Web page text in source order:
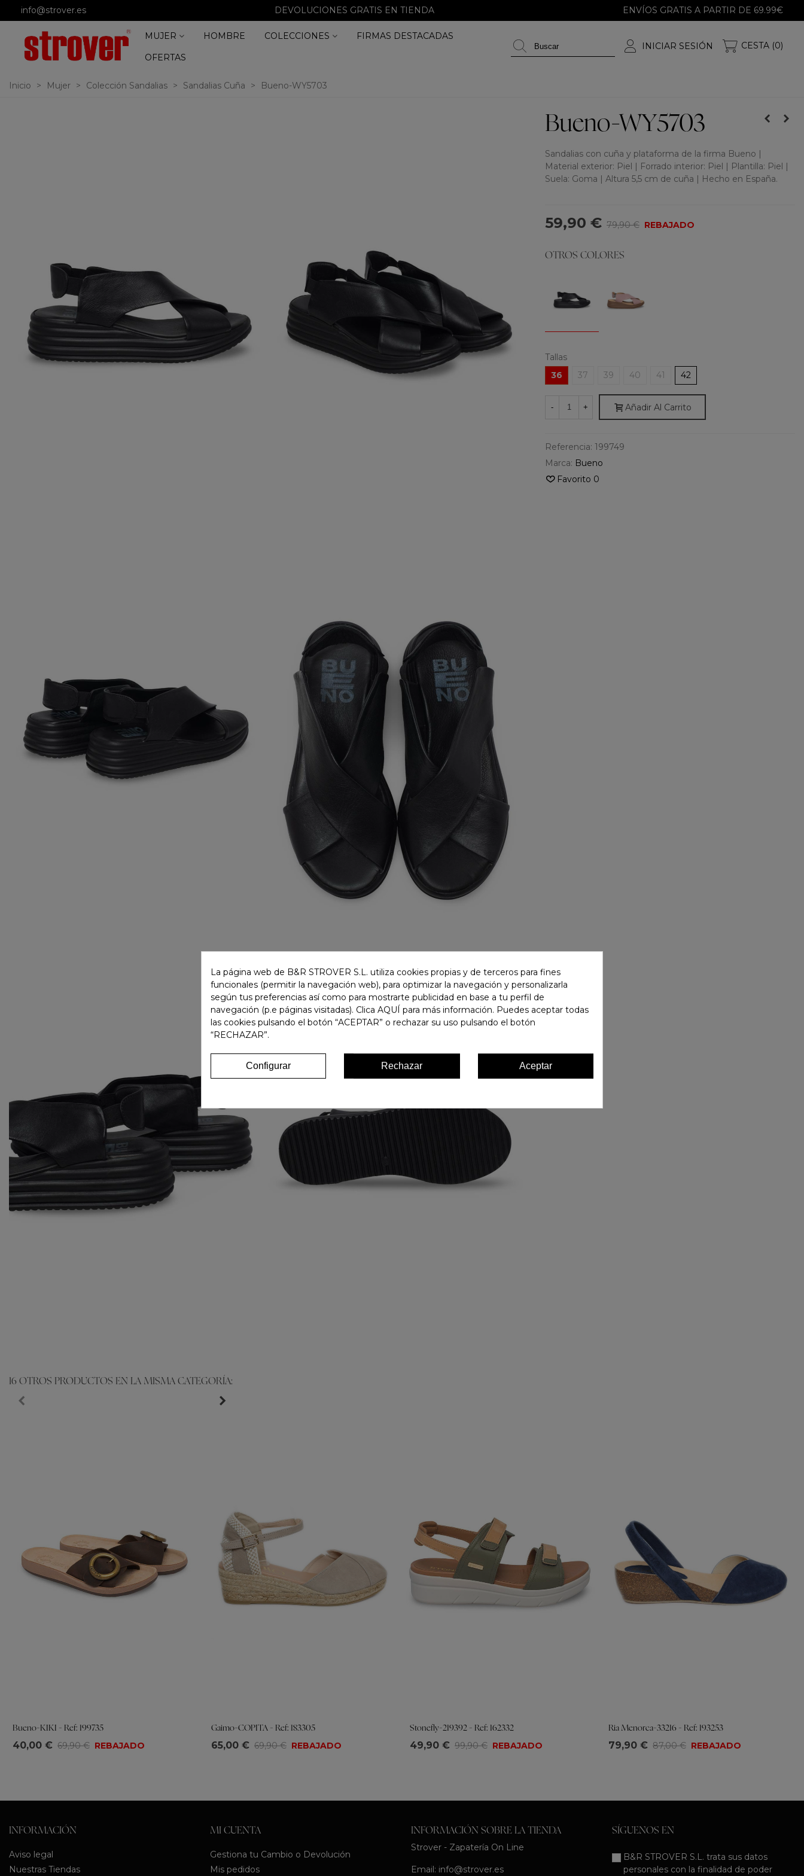
info@strover.es DEVOLUCIONES GRATIS EN TIENDA ENVÍOS GRATIS A PARTIR DE 69.99€
MUJER HOMBRE COLECCIONES
FIRMAS DESTACADAS
OFERTAS
INICIAR SESIÓN CESTA (0)
Inicio > Mujer > Colección Sandalias > Sandalias Cuña > Bueno-WY5703
Bueno-WY5703
Sandalias con cuña y plataforma de la firma Bueno |
Material exterior: Piel | Forrado interior: Piel | Plantilla: Piel |
Suela: Goma | Altura 5,5 cm de cuña | Hecho en España.
59,90 € 79,90 € REBAJADO
OTROS COLORES
Tallas
36
37 39 40 41 42
- + Añadir Al Carrito
Referencia: 199749
Marca: Bueno
Favorito 0
16 OTROS PRODUCTOS EN LA MISMA CATEGORÍA:
Tallas
Bueno-KIKI - Ref: 199735
40,00 € 69,90 € REBAJADO Tallas
Gaimo-COPITA - Ref: 183305
65,00 € 69,90 € REBAJADO Tallas
Stonefly-219392 - Ref: 162332
49,90 € 99,90 € REBAJADO Tallas
Ria Menorca-33216 - Ref: 193253
79,90 € 87,00 € REBAJADO
INFORMACIÓN
Aviso legal
Nuestras Tiendas
MI CUENTA
Gestiona tu Cambio o Devolución
Mis pedidos
INFORMACIÓN SOBRE LA TIENDA
Strover - Zapatería On Line
Email: info@strover.es
SÍGUENOS EN
B&R STROVER S.L. trata sus datos
personales con la finalidad de poder
La página web de B&R STROVER S.L. utiliza cookies propias y de terceros para fines
funcionales (permitir la navegación web), para optimizar la navegación y personalizarla
según tus preferencias así como para mostrarte publicidad en base a tu perfil de
navegación (p.e páginas visitadas). Clica AQUÍ para más información. Puedes aceptar todas
las cookies pulsando el botón “ACEPTAR” o rechazar su uso pulsando el botón
“RECHAZAR”.
Configurar Rechazar Aceptar